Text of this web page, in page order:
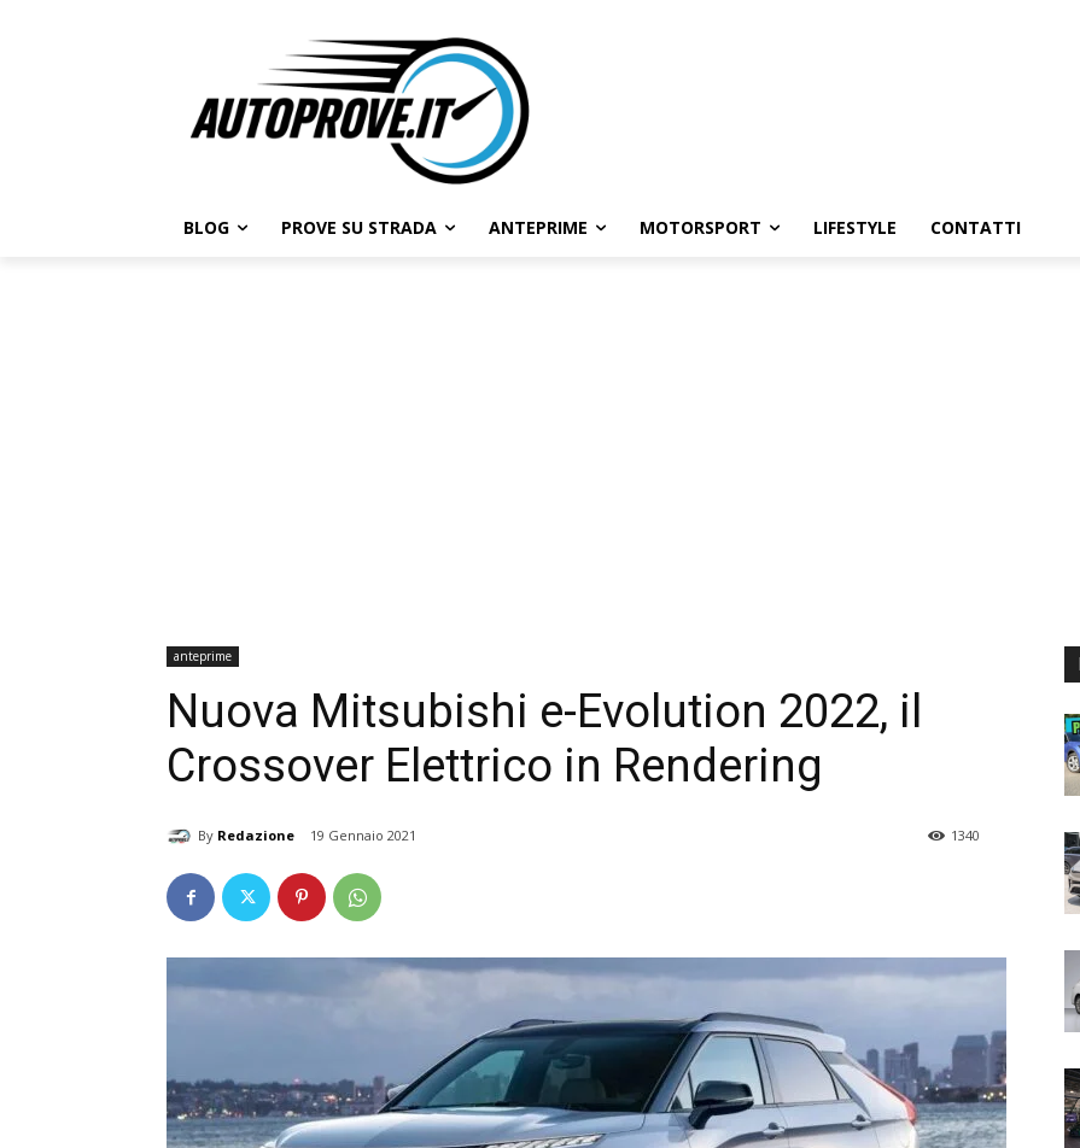
BLOG PROVE SU STRADA ANTEPRIME MOTORSPORT LIFESTYLE CONTATTI
anteprime
Nuova Mitsubishi e-Evolution 2022, il
Crossover Elettrico in Rendering
By Redazione 19 Gennaio 2021 1340